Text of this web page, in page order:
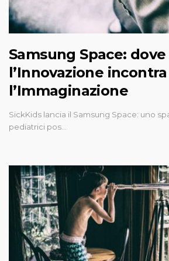
Samsung Space: dove
l’Innovazione incontra
l’Immaginazione
SickKids lancia il Samsung Space: uno
pediatrici pos…